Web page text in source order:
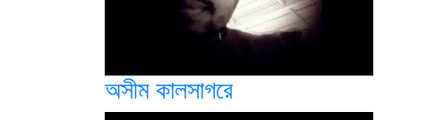
অসীম কালসাগরে